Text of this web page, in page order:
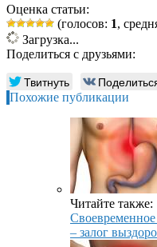
Оценка статьи:
(голосов: 1,
Загрузка...
Поделиться с друзьями:
Твитнуть
Похожие публикации
Читайте также:
Своевременное
– залог